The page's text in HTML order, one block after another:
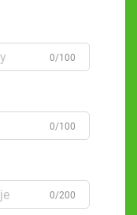
0/100
0/100
0/200